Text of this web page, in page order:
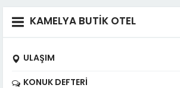
KAMELYA BUTİK OTEL
ULAŞIM
KONUK DEFTERI